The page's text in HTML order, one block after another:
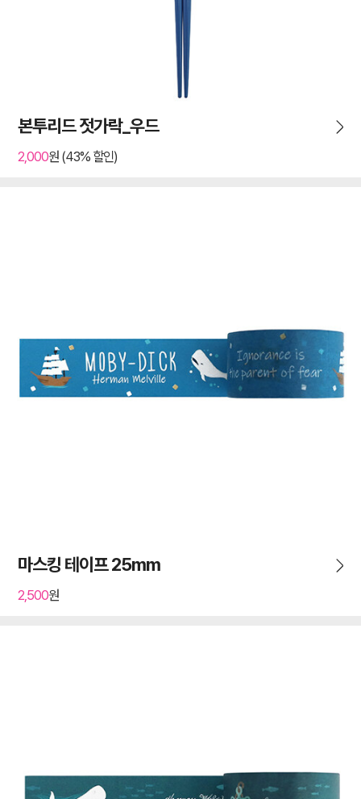
본투리드 젓가락_우드
2,000원 (43% 할인)
마스킹 테이프 25mm
2,500원